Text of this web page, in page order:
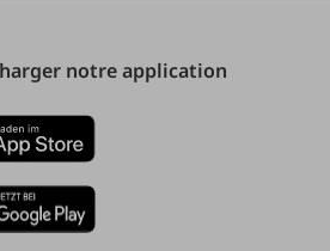
notre application